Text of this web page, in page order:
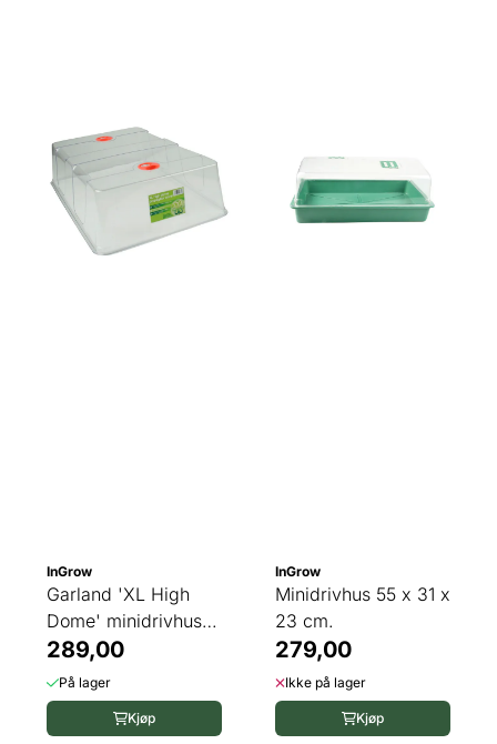
InGrow
Garland 'XL High
Dome' minidrivhus,
lokk
289,00
På lager
Kjøp
InGrow
Minidrivhus 55 x 31 x
23 cm.
279,00
Ikke på lager
Kjøp